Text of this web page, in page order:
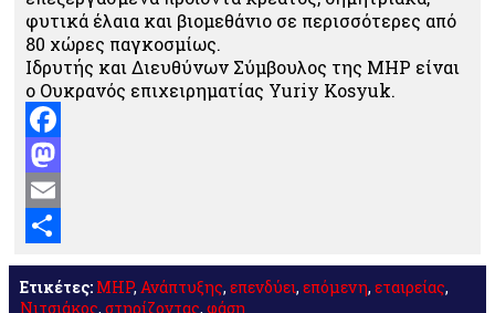
φυτικά έλαια και βιομεθάνιο σε περισσότερες από
80 χώρες παγκοσμίως.
Ιδρυτής και Διευθύνων Σύμβουλος της MHP είναι
ο Ουκρανός επιχειρηματίας Yuriy Kosyuk.
Facebook
Mastodon
Email
Μοιραστείτε
Ετικέτες: MHP, Ανάπτυξης, επενδύει, επόμενη, εταιρείας,
Νιτσιάκος, στηρίζοντας, φάση